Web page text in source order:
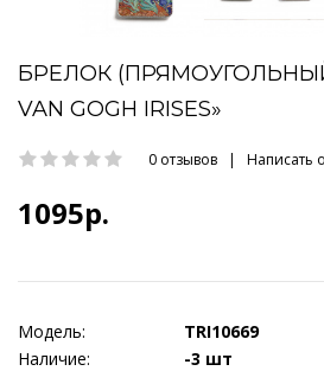
БРЕЛОК (ПРЯМОУГОЛЬНЫЙ
VAN GOGH IRISES»
0 отзывов | Написать
1095р.
Модель:
TRI10669
Наличие:
-3 шт